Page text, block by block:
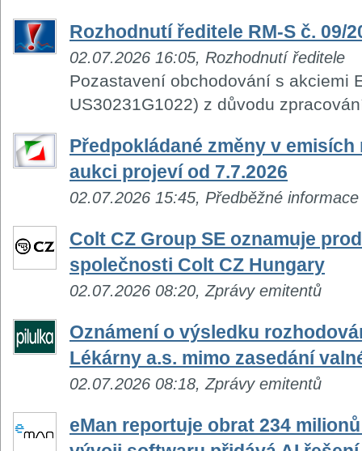
Rozhodnutí ředitele RM-S č. 09/
02.07.2026 16:05, Rozhodnutí ředitele
Pozastavení obchodování s akciemi
US30231G1022) z důvodu
Předpokládané změny v emisích
aukci projeví od 7.7.2026
02.07.2026 15:45, Předběžné informace
Colt CZ Group SE oznamuje
společnosti Colt CZ Hungary
02.07.2026 08:20, Zprávy emitentů
Oznámení o výsledku
Lékárny a.s. mimo zasedání
02.07.2026 08:18, Zprávy emitentů
eMan reportuje obrat 234